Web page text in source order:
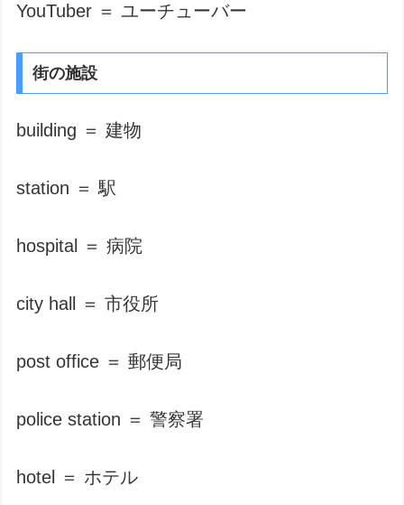
YouTuber ＝ ユーチューバー
街の施設
building ＝ 建物
station ＝ 駅
hospital ＝ 病院
city hall ＝ 市役所
post office ＝ 郵便局
police station ＝ 警察署
hotel ＝ ホテル